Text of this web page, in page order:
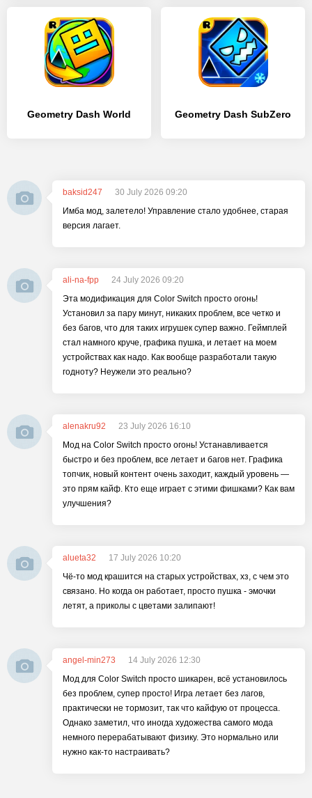
Geometry Dash World Geometry Dash SubZero
baksid247
30 July 2026 09:20
Имба мод, залетело! Управление стало удобнее, старая
версия лагает.
ali-na-fpp
24 July 2026 09:20
Эта модификация для Color Switch просто огонь!
Установил за пару минут, никаких проблем, все четко и
без багов, что для таких игрушек супер важно. Геймплей
стал намного круче, графика пушка, и летает на моем
устройствах как надо. Как вообще разработали такую
годноту? Неужели это реально?
alenakru92
23 July 2026 16:10
Мод на Color Switch просто огонь! Устанавливается
быстро и без проблем, все летает и багов нет. Графика
топчик, новый контент очень заходит, каждый уровень —
это прям кайф. Кто еще играет с этими фишками? Как вам
улучшения?
alueta32
17 July 2026 10:20
Чё-то мод крашится на старых устройствах, хз, с чем это
связано. Но когда он работает, просто пушка - эмочки
летят, а приколы с цветами залипают!
angel-min273
14 July 2026 12:30
Мод для Color Switch просто шикарен, всё установилось
без проблем, супер просто! Игра летает без лагов,
практически не тормозит, так что кайфую от процесса.
Однако заметил, что иногда художества самого мода
немного перерабатывают физику. Это нормально или
нужно как-то настраивать?